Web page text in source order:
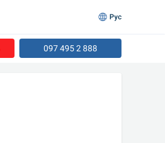
097 495 2 888
Рус